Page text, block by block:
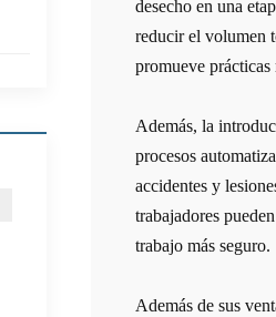
desecho en una
reducir el volumen
promueve prácticas
Además, la
procesos
accidentes y
trabajadores
trabajo más seguro.
Además de sus